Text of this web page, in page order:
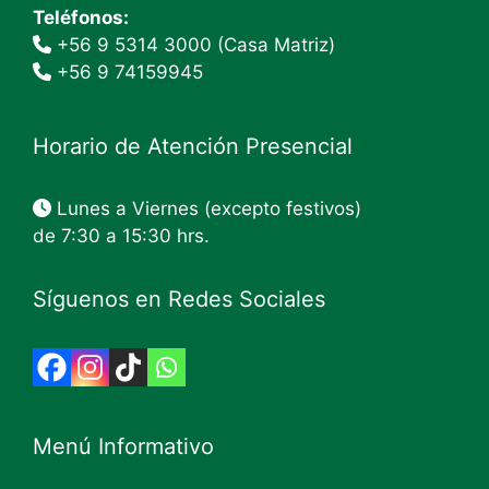
Teléfonos:
+56 9 5314 3000 (Casa Matriz)
+56 9 74159945
Horario de Atención Presencial
Lunes a Viernes (excepto festivos)
de 7:30 a 15:30 hrs.
Síguenos en Redes Sociales
Menú Informativo